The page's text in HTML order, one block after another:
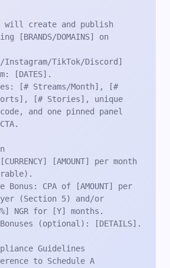
will create and publish
[BRANDS/DOMAINS] on
Instagram/TikTok/Discord]
[DATES].
[# Streams/Month], [#
[# Stories], unique
and one pinned panel
[AMOUNT] per month
Bonus: CPA of [AMOUNT] per
(Section 5) and/or
NGR for [Y] months.
(optional): [DETAILS].
Guidelines
to Schedule A